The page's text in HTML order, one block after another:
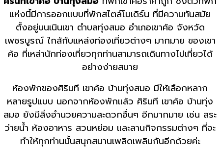
แห่งนี้มีการออกแบบที่พักสไตล์โมเดิร์น ที่มีความทันสมัย
ตั้งอยู่บนเนินเขา ตำบลทุ่งสมอ อำเภอเขาค้อ จังหวัด
เพชรบูรณ์ ใกล้กับแหล่งท่องเที่ยวต่างๆ มากมาย ของเขา
ค้อ ที่เหล่านักท่องเที่ยวทุกท่านสามารถเดินทางไปเที่ยวได้
อย่างง่ายสบาย
ห้องพักของศิรินที เขาค้อ บ้านทุ่งสมอ มีให้เลือกหลาก
หลายรูปแบบ นอกจากห้องพักแล้ว ศิรินที เขาค้อ บ้านทุ่ง
สมอ ยังมีสิ่งอำนวยความสะดวกอื่นๆ อีกมากมาย เช่น สระ
ว่ายน้ำ ห้องอาหาร สวนหย่อม และลานกิจกรรมต่างๆ ที่จะ
ทำให้ทุกท่านนั้นสนุกสนานเพลิดเพลินกันอีกด้วยค่ะ